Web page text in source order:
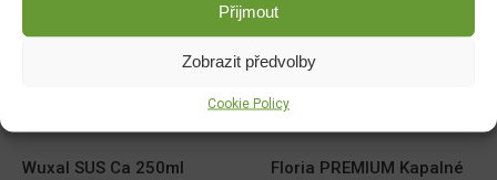
Přijmout
Zobrazit předvolby
Cookie Policy
AGRO Cererit Hobby GOLD
Cererit s guánem Podzimní
DO KOŠÍKU
Wuxal SUS Ca 250ml
Floria PREMIUM Kapalné